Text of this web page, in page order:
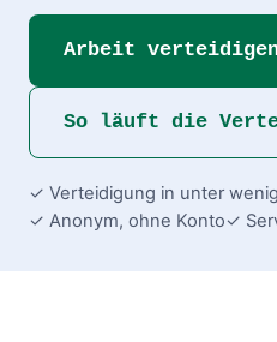
Arbeit
So läuft die
✓ Verteidigung in unter
✓ Anonym, ohne Konto✓